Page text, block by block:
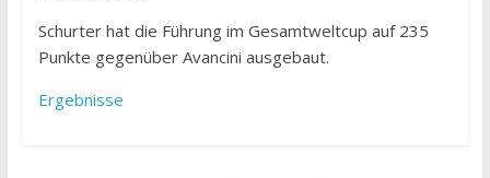
Schurter hat die Führung im Gesamtweltcup auf 235
Punkte gegenüber Avancini ausgebaut.
Ergebnisse